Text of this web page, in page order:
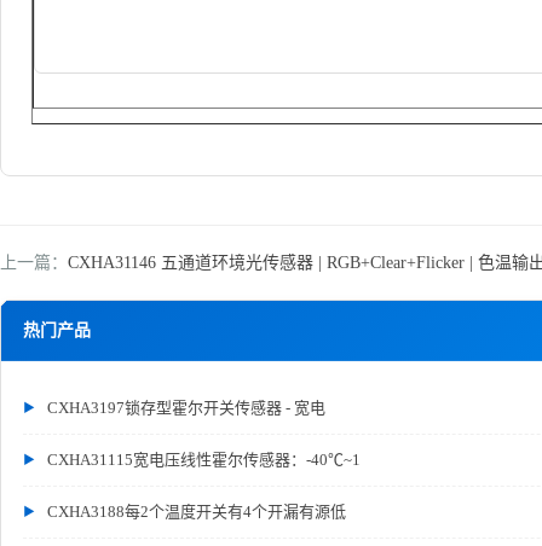
热门产品
CXHA3197锁存型霍尔开关传感器 - 宽电
CXHA31115宽电压线性霍尔传感器：-40℃~1
CXHA3188每2个温度开关有4个开漏有源低
上一篇： CXHA31146 五通道环境光传感器 | RGB+Clear+Flicker | 色温输